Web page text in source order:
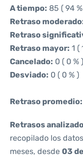
A tiempo: 85 ( 94
Retraso
Retraso
Retraso mayor: 1 (
Cancelado: 0 ( 0 % )
Desviado: 0 ( 0 % )
Retraso promedio:
Retrasos
recopilado los
meses, desde 03